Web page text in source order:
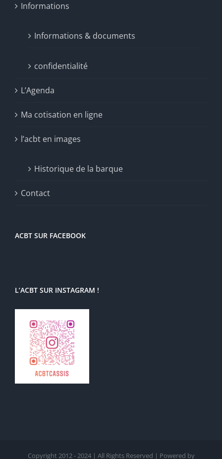
Informations
Informations & documents
confidentialité
L’Agenda
Ma cotisation en ligne
l’acbt en images
Historique de la barque
Contact
ACBT SUR FACEBOOK
L’ACBT SUR INSTAGRAM !
Copyright 2012 - 2024 | All Rights Reserved | Powered by